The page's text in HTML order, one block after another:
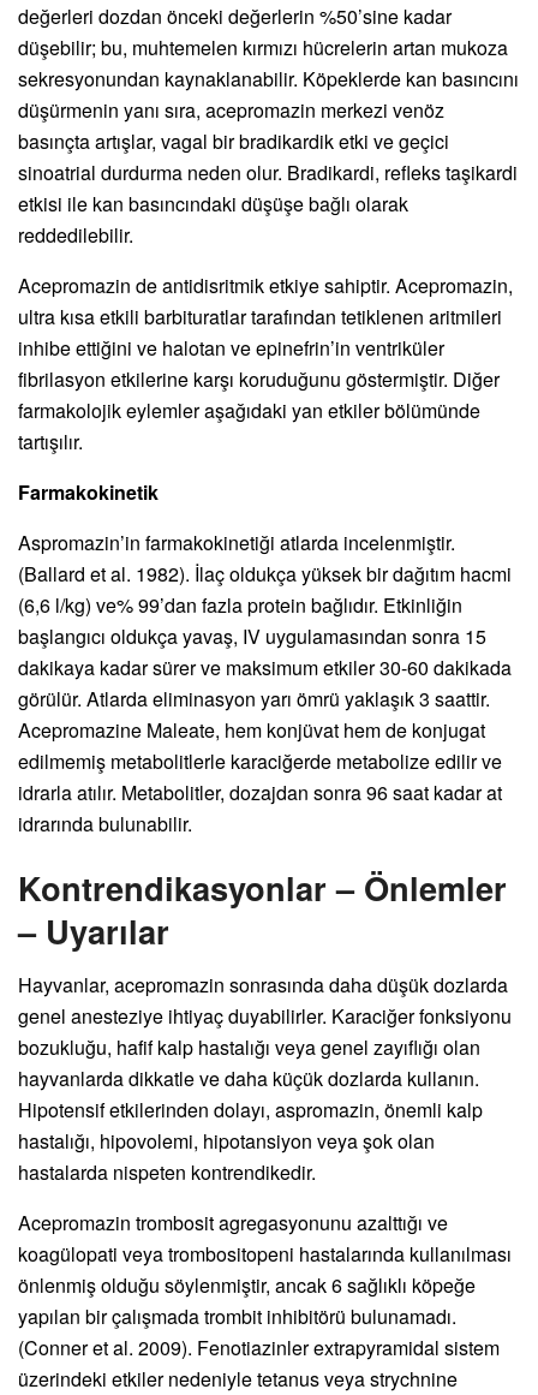
değerleri dozdan önceki değerlerin %50’sine kadar
düşebilir; bu, muhtemelen kırmızı hücrelerin artan mukoza
sekresyonundan kaynaklanabilir. Köpeklerde kan basıncını
düşürmenin yanı sıra, acepromazin merkezi venöz
basınçta artışlar, vagal bir bradikardik etki ve geçici
sinoatrial durdurma neden olur. Bradikardi, refleks taşikardi
etkisi ile kan basıncındaki düşüşe bağlı olarak
reddedilebilir.
Acepromazin de antidisritmik etkiye sahiptir. Acepromazin,
ultra kısa etkili barbituratlar tarafından tetiklenen aritmileri
inhibe ettiğini ve halotan ve epinefrin’in ventriküler
fibrilasyon etkilerine karşı koruduğunu göstermiştir. Diğer
farmakolojik eylemler aşağıdaki yan etkiler bölümünde
tartışılır.
Farmakokinetik
Aspromazin’in farmakokinetiği atlarda incelenmiştir.
(Ballard et al. 1982). İlaç oldukça yüksek bir dağıtım hacmi
(6,6 l/kg) ve% 99’dan fazla protein bağlıdır. Etkinliğin
başlangıcı oldukça yavaş, IV uygulamasından sonra 15
dakikaya kadar sürer ve maksimum etkiler 30-60 dakikada
görülür. Atlarda eliminasyon yarı ömrü yaklaşık 3 saattir.
Acepromazine Maleate, hem konjüvat hem de konjugat
edilmemiş metabolitlerle karaciğerde metabolize edilir ve
idrarla atılır. Metabolitler, dozajdan sonra 96 saat kadar at
idrarında bulunabilir.
Kontrendikasyonlar – Önlemler
– Uyarılar
Hayvanlar, acepromazin sonrasında daha düşük dozlarda
genel anesteziye ihtiyaç duyabilirler. Karaciğer fonksiyonu
bozukluğu, hafif kalp hastalığı veya genel zayıflığı olan
hayvanlarda dikkatle ve daha küçük dozlarda kullanın.
Hipotensif etkilerinden dolayı, aspromazin, önemli kalp
hastalığı, hipovolemi, hipotansiyon veya şok olan
hastalarda nispeten kontrendikedir.
Acepromazin trombosit agregasyonunu azalttığı ve
koagülopati veya trombositopeni hastalarında kullanılması
önlenmiş olduğu söylenmiştir, ancak 6 sağlıklı köpeğe
yapılan bir çalışmada trombit inhibitörü bulunamadı.
(Conner et al. 2009). Fenotiazinler extrapyramidal sistem
üzerindeki etkiler nedeniyle tetanus veya strychnine